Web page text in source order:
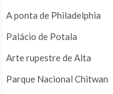
A ponta de Philadelphia
Palácio de Potala
Arte rupestre de Alta
Parque Nacional Chitwan